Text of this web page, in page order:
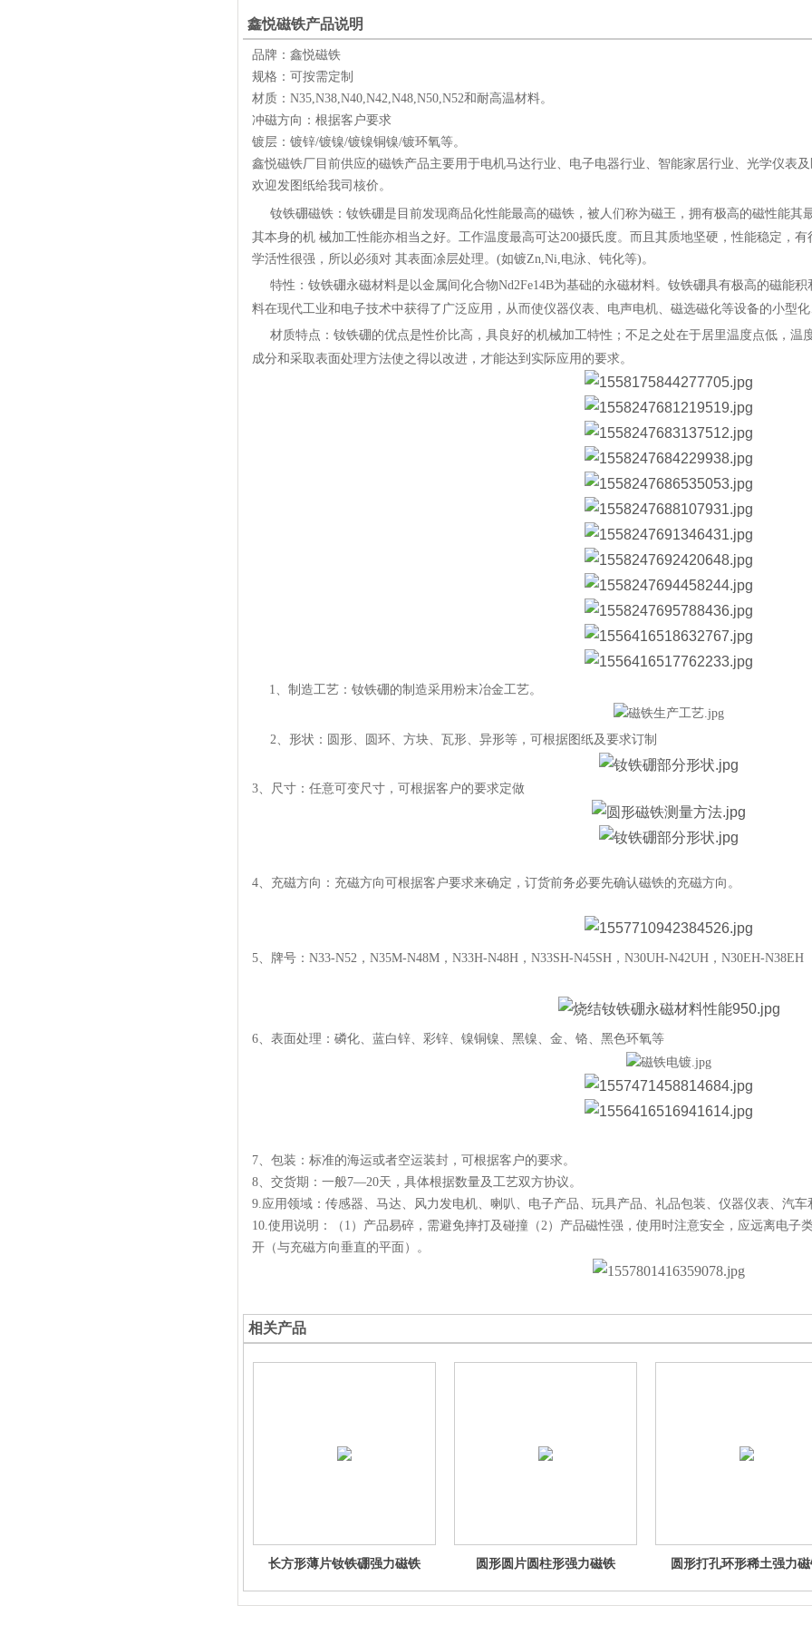
鑫悦磁铁产品说明
品牌：鑫悦磁铁
规格：可按需定制
材质：N35,N38,N40,N42,N48,N50,N52和耐高温材料。
冲磁方向：根据客户要求
镀层：镀锌/镀镍/镀镍铜镍/镀环氧等。
鑫悦磁铁厂目前供应的磁铁产品主要用于电机马达行业、电子电器行业、智能家居行业、光学仪表
欢迎发图纸给我司核价。
钕铁硼磁铁：钕铁硼是目前发现商品化性能最高的磁铁，被人们称为磁王，拥有极高的磁性能其
其本身的机 械加工性能亦相当之好。工作温度最高可达200摄氏度。而且其质地坚硬，性能稳定，
学活性很强，所以必须对 其表面凃层处理。(如镀Zn,Ni,电泳、钝化等)。
特性：钕铁硼永磁材料是以金属间化合物Nd2Fe14B为基础的永磁材料。钕铁硼具有极高的磁能
料在现代工业和电子技术中获得了广泛应用，从而使仪器仪表、电声电机、磁选磁化等设备的小型化
材质特点：钕铁硼的优点是性价比高，具良好的机械加工特性；不足之处在于居里温度点低，温
成分和采取表面处理方法使之得以改进，才能达到实际应用的要求。
1、 制造工艺：钕铁硼的制造采用粉末冶金工艺。
2、形状：圆形、圆环、方块、瓦形、异形等，可根据图纸及要求订制
3、尺寸：任意可变尺寸，可根据客户的要求定做
4、充磁方向：充磁方向可根据客户要求来确定，订货前务必要先确认磁铁的充磁方向。
5、牌号：N33-N52，N35M-N48M，N33H-N48H，N33SH-N45SH，N30UH-N42UH，N30EH-N38EH
6、表面处理：磷化、蓝白锌、彩锌、镍铜镍、黑镍、金、铬、黑色环氧等
7、 包装：标准的海运或者空运装封，可根据客户的要求。
8、交货期：一般7—20天，具体根据数量及工艺双方协议。
9.应用领域：传感器、马达、风力发电机、喇叭、电子产品、玩具产品、礼品包装、仪器仪表、汽车
10.使用说明：（1）产品易碎，需避免摔打及碰撞（2）产品磁性强，使用时注意安全，应远离电子
开（与充磁方向垂直的平面）。
相关产品
长方形薄片钕铁硼强力磁铁 圆形圆片圆柱形强力磁铁 圆形打孔环形稀土强力